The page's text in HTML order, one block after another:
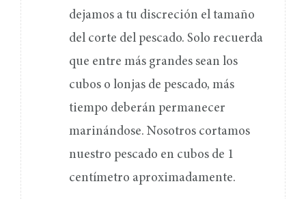
dejamos a tu discreción el tamaño
del corte del pescado. Solo recuerda
que entre más grandes sean los
cubos o lonjas de pescado, más
tiempo deberán permanecer
marinándose. Nosotros cortamos
nuestro pescado en cubos de 1
centímetro aproximadamente.